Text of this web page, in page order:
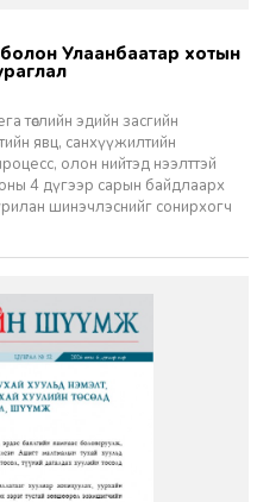
төслийн эдийн засгийн
явц, санхүүжилтийн
олон нийтэд нээлттэй
4 дүгээр сарын байдлаарх
шинэчлэснийг сонирхогч